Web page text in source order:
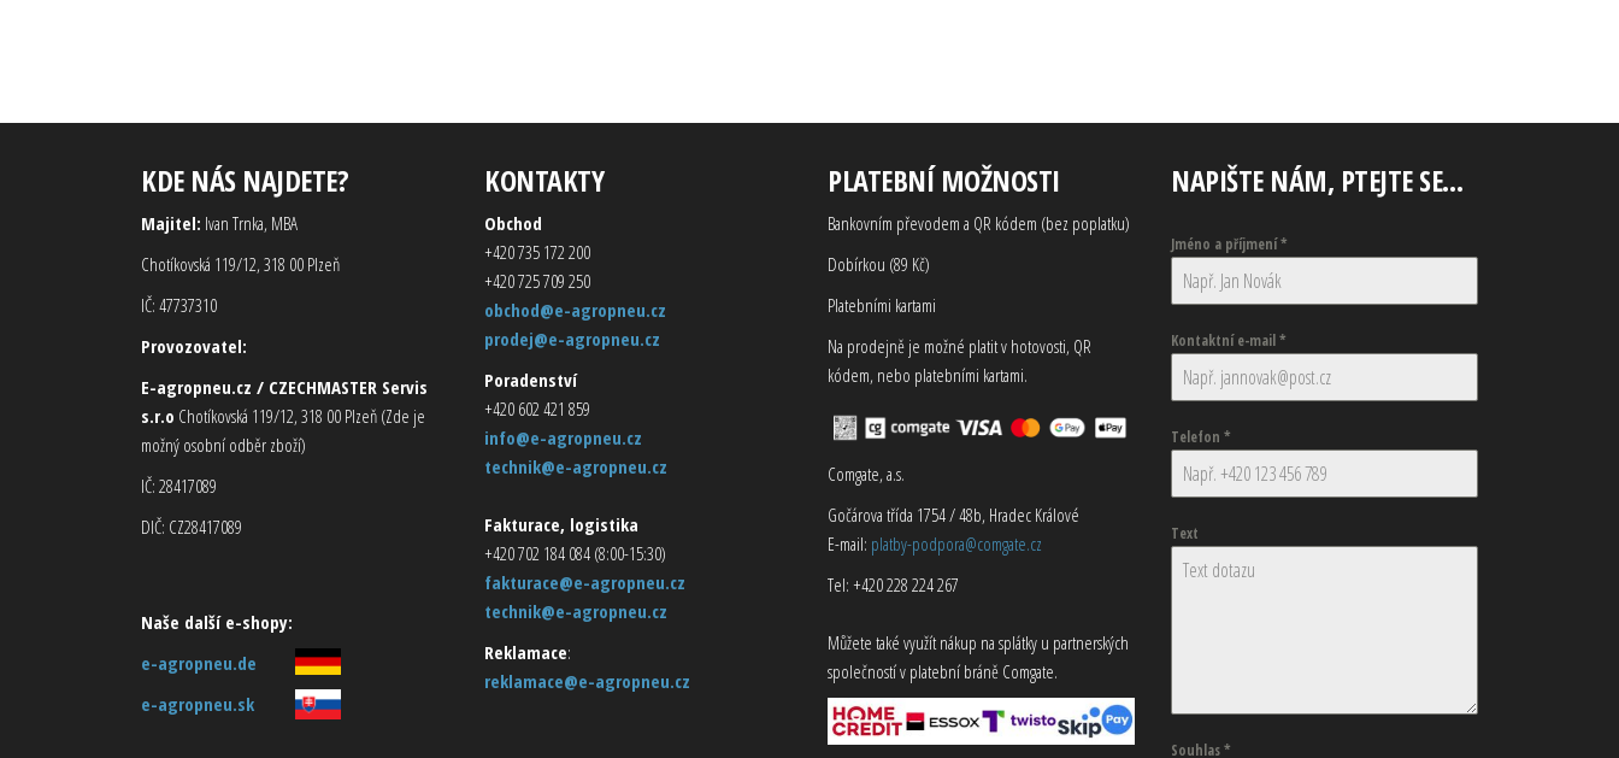
KDE NÁS NAJDETE?
Majitel: Ivan Trnka, MBA
Chotíkovská 119/12, 318 00 Plzeň
IČ: 47737310
Provozovatel:
E-agropneu.cz / CZECHMASTER Servis
s.r.o Chotíkovská 119/12, 318 00 Plzeň (Zde je
možný osobní odběr zboží)
IČ: 28417089
DIČ: CZ28417089
Naše další e-shopy:
e-agropneu.de
e-agropneu.sk
KONTAKTY
Obchod
+420 735 172 200
+420 725 709 250
obchod@e-agropneu.cz
prodej@e-agropneu.cz
Poradenství
+420 602 421 859
info@e-agropneu.cz
technik@e-agropneu.cz
Fakturace, logistika
+420 702 184 084 (8:00-15:30)
fakturace@e-agropneu.cz
technik@e-agropneu.cz
Reklamace:
reklamace@e-agropneu.cz
PLATEBNÍ MOŽNOSTI
Bankovním převodem a QR kódem (bez poplatku)
Dobírkou (89 Kč)
Platebními kartami
Na prodejně je možné platit v hotovosti, QR
kódem, nebo platebními kartami.
Comgate, a.s.
Gočárova třída 1754 / 48b, Hradec Králové
E-mail: platby-podpora@comgate.cz
Tel: +420 228 224 267
Můžete také využít nákup na splátky u partnerských
společností v platební bráně Comgate.
NAPIŠTE NÁM, PTEJTE SE…
Jméno a příjmení*
Kontaktní e-mail*
Telefon *
Text
Souhlas*